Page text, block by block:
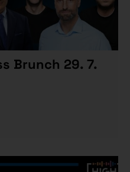
Brunch 29. 7.